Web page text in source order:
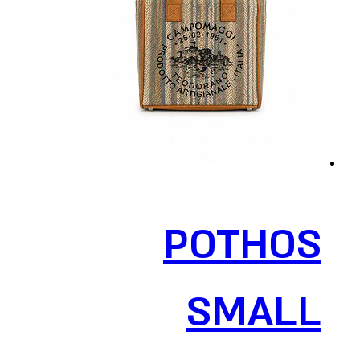
POTHOS
SMALL